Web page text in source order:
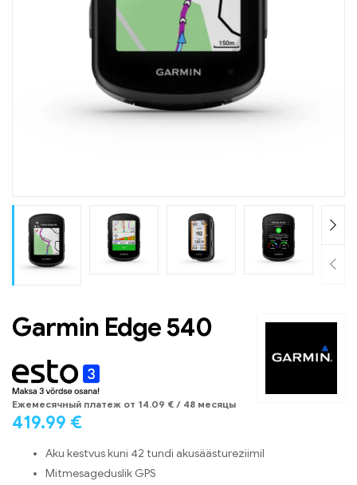
Garmin Edge 540
Eжемесячный платеж от 14.09 € / 48 месяцы
419.99 €
Aku kestvus kuni 42 tundi akusäästureziimil
Mitmesageduslik GPS